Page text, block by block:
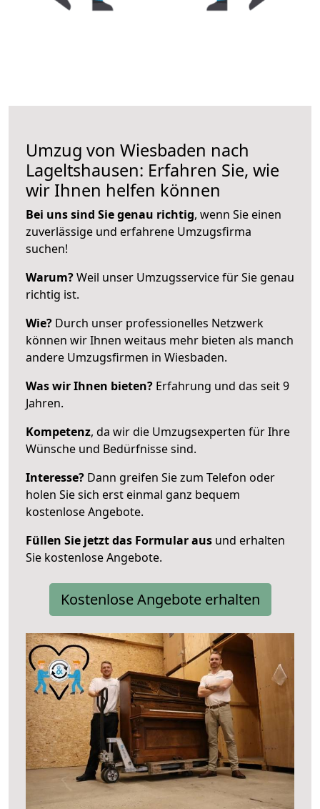
Umzug von Wiesbaden nach
Lageltshausen: Erfahren Sie, wie
wir Ihnen helfen können
Bei uns sind Sie genau richtig, wenn Sie einen
zuverlässige und erfahrene Umzugsfirma
suchen!
Warum?Weil unser Umzugsservice für Sie genau
richtig ist.
Wie? Durch unser professionelles Netzwerk
können wir Ihnen weitaus mehr bieten als manch
andere Umzugsfirmen in Wiesbaden.
Was wir Ihnen bieten? Erfahrung und das seit 9
Jahren.
Kompetenz, da wir die Umzugsexperten für Ihre
Wünsche und Bedürfnisse sind.
Interesse? Dann greifen Sie zum Telefon oder
holen Sie sich erst einmal ganz bequem
kostenlose Angebote.
Füllen Sie jetzt das Formular aus und erhalten
Sie kostenlose Angebote.
Kostenlose Angebote erhalten